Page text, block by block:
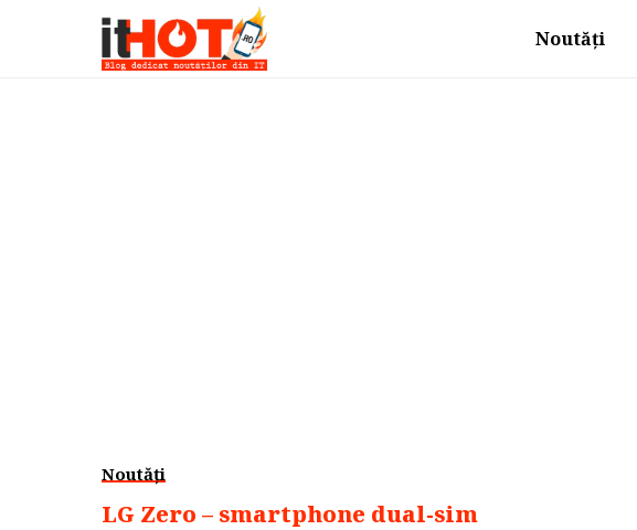
Noutăți
Noutăți
LG Zero – smartphone dual-sim